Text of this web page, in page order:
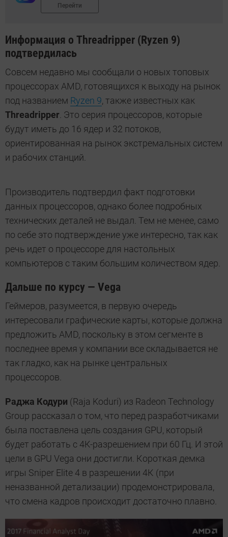
Перейти
Информация о Threadripper (Ryzen 9)
подтвердилась
Совсем недавно мы сообщали о новых топовых
процессорах AMD, готовящихся к выходу на рынок
под названием Ryzen 9, также известных как
Threadripper. Это серия процессоров, которые
будут иметь до 16 ядер и 32 потоков,
ориентированная на рынок экстремальных систем
и рабочих станций.
Производитель подтвердил факт подготовки
данных процессоров, однако более подробных
технических деталей не выдал. Тем не менее, само
по себе это подтверждение уже интересно, так как
речь идет о процессоре для настольных
компьютеров с таким большим количеством ядер.
Дальше по курсу — Vega
Геймеров, разумеется, в первую очередь
интересовали графические карты, которые должна
предложить AMD, поскольку в этом сегменте в
последнее время у компании все складывается не
так гладко, как на рынке центральных
процессоров.
Раджа Кодури (Raja Koduri) из Radeon Technology
Group рассказал о том, что перед разработчиками
была поставлена цель создания GPU, который
будет работать с 4К-разрешением при 60 Гц. И этой
цели в GPU Vega они достигли. Короткая демка
игры Sniper Elite 4 в разрешении 4К (при
неназванной детализации) продемонстрировала,
что смена кадров происходит достаточно плавно.